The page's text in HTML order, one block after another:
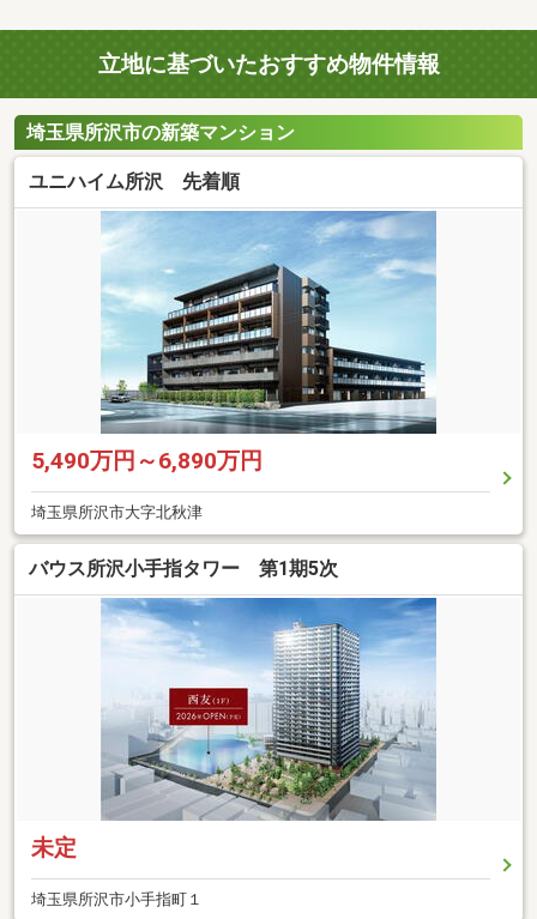
立地に基づいたおすすめ物件情報
埼玉県所沢市の新築マンション
ユニハイム所沢 先着順
5,490万円～6,890万円
埼玉県所沢市大字北秋津
バウス所沢小手指タワー 第1期5次
未定
埼玉県所沢市小手指町１